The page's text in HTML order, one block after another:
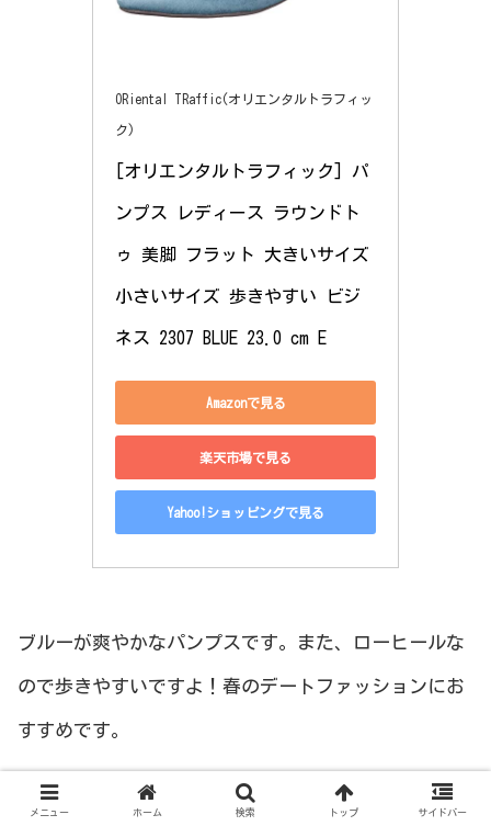
ORiental TRaffic(オリエンタルトラフィッ
ク)
[オリエンタルトラフィック] パ
ンプス レディース ラウンドト
ゥ 美脚 フラット 大きいサイズ
小さいサイズ 歩きやすい ビジ
ネス 2307 BLUE 23.0 cm E
Amazonで見る
楽天市場で見る
Yahoo!ショッピングで見る
ブルーが爽やかなパンプスです。また、ローヒールな
ので歩きやすいですよ！春のデートファッションにお
すすめです。
メニュー ホーム 検索 トップ サイドバー